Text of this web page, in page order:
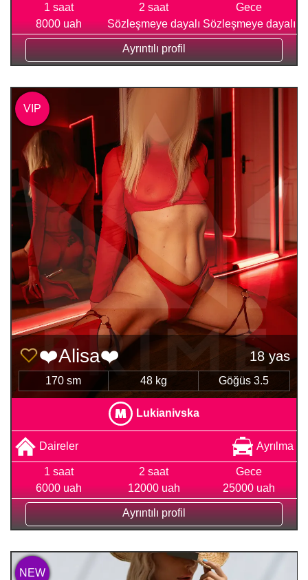
1 saat
8000 uah
2 saat
Sözleşmeye dayalı
Gece
Sözleşmeye dayalı
Ayrıntılı profil
❤️Alisa❤️ 18 yas
170 sm 48 kg Göğüs 3.5
Lukianivska
Daireler Ayrılma
1 saat
6000 uah
2 saat
12000 uah
Gece
25000 uah
Ayrıntılı profil
VIP
NEW